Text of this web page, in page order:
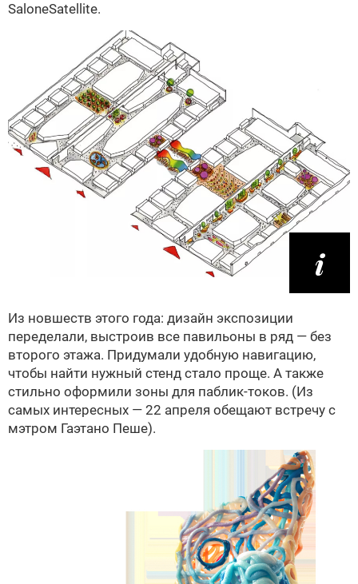
SaloneSatellite.
Из новшеств этого года: дизайн экспозиции
переделали, выстроив все павильоны в ряд — без
второго этажа. Придумали удобную навигацию,
чтобы найти нужный стенд стало проще. А также
стильно оформили зоны для паблик-токов. (Из
самых интересных — 22 апреля обещают встречу с
мэтром Гаэтано Пеше).